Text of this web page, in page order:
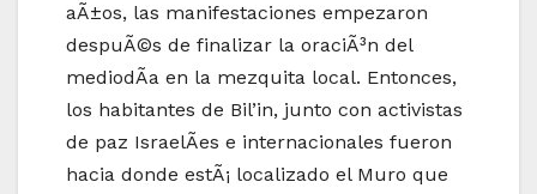
aÃ±os, las manifestaciones empezaron
despuÃ©s de finalizar la oraciÃ³n del
mediodÃ­a en la mezquita local. Entonces,
los habitantes de Bil’in, junto con activistas
de paz IsraelÃ­es e internacionales fueron
hacia donde estÃ¡ localizado el Muro que